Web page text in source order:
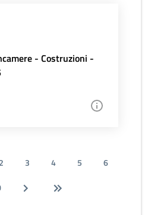
- Costruzioni -
2 3 4 5
6